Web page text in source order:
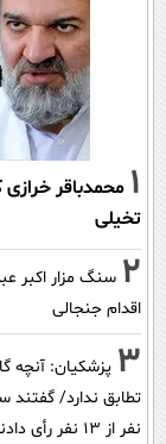
1 محمدباقر
تخیلی
2 سنگ مزار اکبر
اقدام جنجالی
3 پزشکیان‌: آنچه
نفر از 13 نفر رأی دادند و پذیرفتند